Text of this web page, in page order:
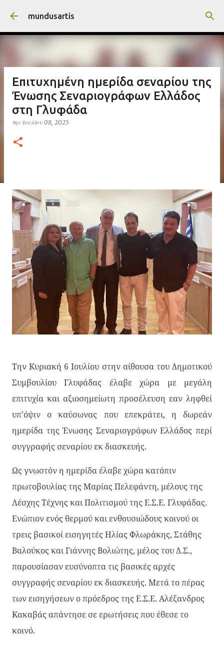
Μετάβαση στο κύριο περιεχόμενο
mundusartis
Επιτυχημένη ημερίδα σεναρίου της
Ένωσης Σεναριογράφων Ελλάδος
στη Γλυφάδα
την Ιουλίου 08, 2025
Την Κυριακή 6 Ιουλίου στην αίθουσα του Δημοτικού
Συμβουλίου Γλυφάδας έλαβε χώρα με μεγάλη
επιτυχία και αξιοσημείωτη προσέλευση εαν ληφθεί
υπ'όψιν ο καύσωνας που επεκράτει, η δωρεάν
ημερίδα της Ένωσης Σεναριογράφων Ελλάδος περί
συγγραφής σεναρίου εκ διασκευής.
Ως γνωστόν η ημερίδα έλαβε χώρα κατόπιν
πρωτοβουλίας της Μαρίας Πελεφάντη, μέλους της
Λέσχης Τέχνης και Πολιτισμού της Ε.Σ.Ε. Γλυφάδας.
Ενώπιον ενός θερμού και ενθουσιώδους κοινού οι
τρεις βασικοί εισηγητές Ηλίας Φλωράκης, Στάθης
Βαλούκος και Γιάννης Βολιώτης, μέλος του Δ.Σ.,
παρουσίασαν ευσύνοπτα τις βασικές αρχές
συγγραφής σεναρίου εκ διασκευής. Μετά το πέρας
των εισηγήσεων ο πρόεδρος της Ε.Σ.Ε. Αλέξανδρος
Κακαβάς απάντησε σε ερωτήσεις που έθεσε το
κοινό.